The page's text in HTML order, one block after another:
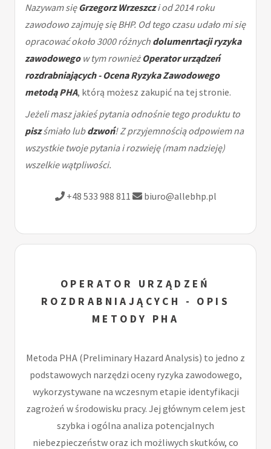
Nazywam sięGrzegorz Wrzeszczi od 2014 roku
zawodowo zajmuję się BHP. Od tego czasu udało mi się
opracować około 3000 różnych dolumenrtacji ryzyka
zawodowegow tym rownieżOperator urządzeń
rozdrabniających - Ocena Ryzyka Zawodowego
metodą PHA, którą możesz zakupić na tej stronie.
Jeżeli masz jakieś pytania odnośnie tego produktu to
piszśmiało lubdzwoń! Z przyjemnością odpowiem na
wszystkie twoje pytania i rozwieję (mam nadzieję)
wszelkie wątpliwości.
+48 533 988 811 biuro@allebhp.pl
OPERATOR URZĄDZEŃ
ROZDRABNIAJĄCYCH - OPIS
METODY PHA
Metoda PHA (Preliminary Hazard Analysis) to jedno z
podstawowych narzędzi oceny ryzyka zawodowego,
wykorzystywane na wczesnym etapie identyfikacji
zagrożeń w środowisku pracy. Jej głównym celem jest
szybka i ogólna analiza potencjalnych
niebezpieczeństw oraz ich możliwych skutków, co